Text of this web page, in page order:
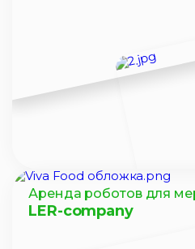
Аренда роботов для
LER-company